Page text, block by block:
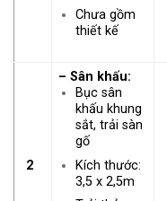
Chưa gồm
thiết kế
2
– Sân khấu:
Bục sân
khấu khung
sắt, trải sàn
gố
Kích thước:
3,5 x 2,5m